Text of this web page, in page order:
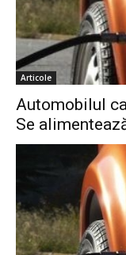
Articole
Automobilul
Se